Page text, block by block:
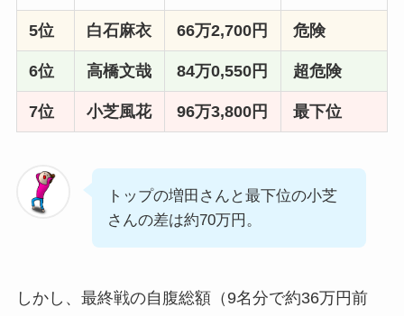
5位 白石麻衣 66万2,700円 危険
6位 高橋文哉 84万0,550円 超危険
7位 小芝風花 96万3,800円 最下位
トップの増田さんと最下位の小芝
さんの差は約70万円。
しかし、最終戦の自腹総額（9名分で約36万円前